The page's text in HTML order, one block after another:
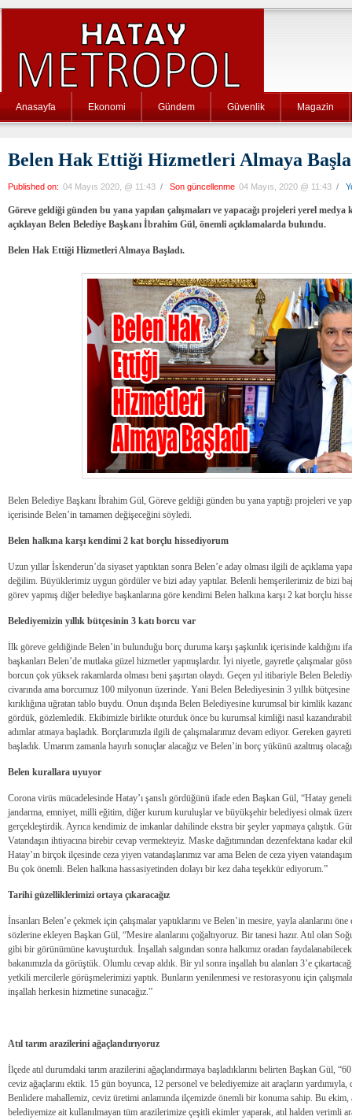
Anasayfa Ekonomi Gündem Güvenlik Magazin
Belen Hak Ettiği Hizmetleri Almaya
Published on: 04 Mayıs 2020, @ 11:43 / Son güncellenme 04 Mayıs, 2020 @ 11:43 /
Göreve geldiği günden bu yana yapılan çalışmaları ve yapacağı projeleri yerel medya
açıklayan Belen Belediye Başkanı İbrahim Gül, önemli açıklamalarda bulundu.
Belen Hak Ettiği Hizmetleri Almaya Başladı.
Belen Belediye Başkanı İbrahim Gül, Göreve geldiği günden bu yana yaptığı projeleri ve
içerisinde Belen’in tamamen değişeceğini söyledi.
Belen halkına karşı kendimi 2 kat borçlu hissediyorum
Uzun yıllar İskenderun’da siyaset yaptıktan sonra Belen’e aday olması ilgili de açıklama
değilim. Büyüklerimiz uygun gördüler ve bizi aday yaptılar. Belenli hemşerilerimiz de bizi
görev yapmış diğer belediye başkanlarına göre kendimi Belen halkına karşı 2 kat borçlu
Belediyemizin yıllık bütçesinin 3 katı borcu var
İlk göreve geldiğinde Belen’in bulunduğu borç duruma karşı şaşkınlık içerisinde kaldığını
başkanları Belen’de mutlaka güzel hizmetler yapmışlardır. İyi niyetle, gayretle çalışmalar
borcun çok yüksek rakamlarda olması beni şaşırtan olaydı. Geçen yıl itibariyle Belen
civarında ama borcumuz 100 milyonun üzerinde. Yani Belen Belediyesinin 3 yıllık
kırıklığına uğratan tablo buydu. Onun dışında Belen Belediyesine kurumsal bir kimlik
gördük, gözlemledik. Ekibimizle birlikte oturduk önce bu kurumsal kimliği nasıl
adımlar atmaya başladık. Borçlarımızla ilgili de çalışmalarımız devam ediyor. Gereken
başladık. Umarım zamanla hayırlı sonuçlar alacağız ve Belen’in borç yükünü azaltmış
Belen kurallara uyuyor
Corona virüs mücadelesinde Hatay’ı şanslı gördüğünü ifade eden Başkan Gül, “Hatay
jandarma, emniyet, milli eğitim, diğer kurum kuruluşlar ve büyükşehir belediyesi olmak
gerçekleştirdik. Ayrıca kendimiz de imkanlar dahilinde ekstra bir şeyler yapmaya çalıştık.
Vatandaşın ihtiyacına birebir cevap vermekteyiz. Maske dağıtımından dezenfektana kadar
Hatay’ın birçok ilçesinde ceza yiyen vatandaşlarımız var ama Belen de ceza yiyen
Bu çok önemli. Belen halkına hassasiyetinden dolayı bir kez daha teşekkür ediyorum.”
Tarihi güzelliklerimizi ortaya çıkaracağız
İnsanları Belen’e çekmek için çalışmalar yaptıklarını ve Belen’in mesire, yayla alanlarını
sözlerine ekleyen Başkan Gül, “Mesire alanlarını çoğaltıyoruz. Bir tanesi hazır. Atıl olan
gibi bir görünümüne kavuşturduk. İnşallah salgından sonra halkımız oradan
bakanımızla da görüştük. Olumlu cevap aldık. Bir yıl sonra inşallah bu alanları 3’e
yetkili mercilerle görüşmelerimizi yaptık. Bunların yenilenmesi ve restorasyonu için
inşallah herkesin hizmetine sunacağız.”
Atıl tarım arazilerini ağaçlandırıyoruz
İlçede atıl durumdaki tarım arazilerini ağaçlandırmaya başladıklarını belirten Başkan Gül,
ceviz ağaçlarını ektik. 15 gün boyunca, 12 personel ve belediyemize ait araçların yardımıyla,
Benlidere mahallemiz, ceviz üretimi anlamında ilçemizde önemli bir konuma sahip. Bu ekim,
belediyemize ait kullanılmayan tüm arazilerimize çeşitli ekimler yaparak, atıl halden verimli